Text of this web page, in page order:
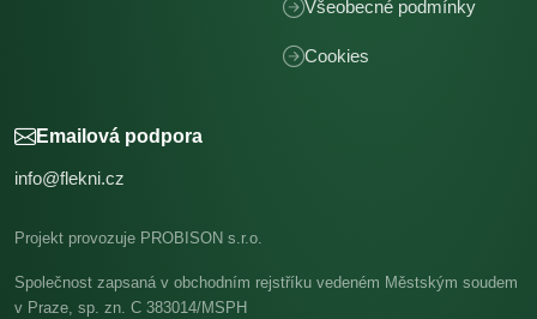
Všeobecné podmínky
Cookies
Emailová podpora
info@flekni.cz
Projekt provozuje PROBISON s.r.o.
Společnost zapsaná v obchodním rejstříku vedeném Městským soudem
v Praze, sp. zn. C 383014/MSPH